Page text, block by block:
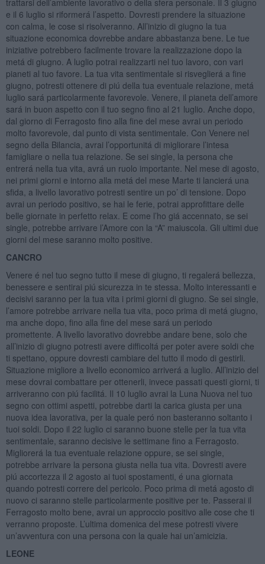
e il 6 luglio si riformerá l’aspetto. Dovresti prendere la situazione
con calma, le cose si risolveranno. All’inizio di giugno la tua
situazione economica dovrebbe andare abbastanza bene. Le tue
iniziative potrebbero facilmente trovare la realizzazione dopo la
metá di giugno. A luglio potrai realizzarti nel tuo lavoro, con vari
pianeti al tuo favore. La tua vita sentimentale si risveglierá a fine
giugno, potresti ottenere di piú della tua eventuale relazione, metá
luglio sará particolarmente favorevole. Venere, il pianeta dell’amore
sará in buon aspetto con il tuo segno fino al 21 luglio. Anche dopo,
dal giorno di Ferragosto fino alla fine del mese avrai un periodo
molto favorevole, dal punto di vista sentimentale. Con Venere nel
segno della Bilancia, avrai l’opportunitá di migliorare l’intesa
famigliare o nella tua relazione. Se sei single, la persona che
entrerá nella tua vita, avrá un ruolo importante. Nel mese di agosto,
nei primi giorni e intorno alla metá del mese Marte ti lancierá una
sfida, a livello lavorativo potresti sentire un po’ di tensione. Dopo
avrai un periodo positivo, se hai le ferie, potrai approfittare delle
belle giornate in perfetto relax. E come l’ho giá accennato, se sei
single, potrebbe arrivare l’Amore con la “A” maiuscola. Gli ultimi due
giorni del mese saranno molto positive.
CANCRO
Venere é nel tuo segno tutto il mese di giugno, ti regalerá bellezza,
benessere e sentirai piú sicurezza in te stessa. Molto interessanti e
decisivi saranno per la tua vita i primi giorni di giugno. Se sei single,
l’amore potrebbe arrivare nella tua vita, poco prima di metá giugno,
ma anche dopo, fino alla fine del mese sará un periodo
promettente. A livello lavorativo dovrebbe andare bene, solo che
all’inizio di giugno potresti avere difficoltá per poter avere soldi che
ti spettano, oppure dovresti cambiare del tutto il modo di gestirli.
Situazione migliore a livello economico arriverá a luglio. All’inizio del
mese dovrai combattare per ottenerli, invece passati questi giorni, ti
arriveranno con piú facilitá. Il 10 luglio avrai la Luna Nuova nel tuo
segno con ottimi aspetti, potrebbe darti la carica giusta per una
nuova idea lavorativa, per la quale peró non basteranno soltanto i
tuoi soldi. Dopo il 22 luglio ci saranno buone stelle per la tua vita
sentimentale, saranno decisive le settimane fino a Ferragosto.
Migliorerá la tua eventuale relazione oppure, se sei single,
potrebbe arrivare la persona giusta nella tua vita. Dovresti avere
piú accortezza il 2 agosto ai tuoi spostamenti, é una giornata
quando potresti correre del pericolo. Poco prima di metá agosto di
nuovo ci saranno stelle particolarmente positive per te. Passerai il
Ferragosto molto bene, avrai un approccio positivo alle cose che ti
verranno proposte. L’ultima domenica del mese potresti vivere
un’avventura con una persona con la quale hai un’amicizia.
LEONE